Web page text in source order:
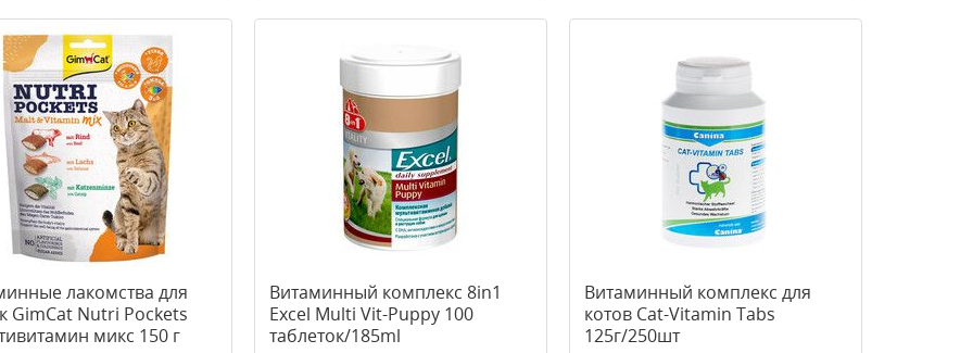
лакомства для
GimCat Nutri Pockets
микс 150 г
Витаминный комплекс 8in1
Excel Multi Vit-Puppy 100
таблеток/185ml
Витаминный комплекс для
котов Cat-Vitamin Tabs
125г/250шт